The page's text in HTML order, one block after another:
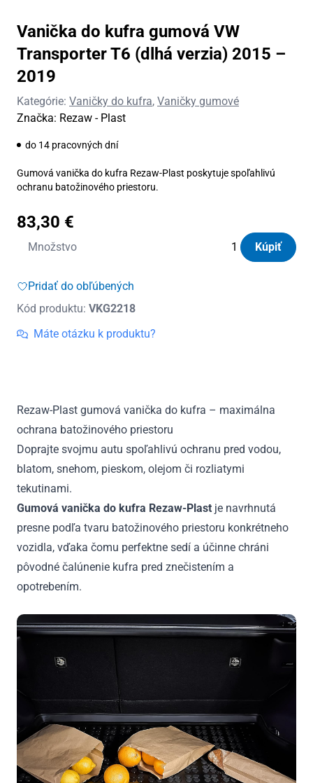
Vanička do kufra gumová VW
Transporter T6 (dlhá verzia) 2015 –
2019
Kategórie: Vaničky do kufra, Vaničky gumové
Značka: Rezaw - Plast
do 14 pracovných dní
Gumová vanička do kufra Rezaw-Plast poskytuje spoľahlivú
ochranu batožinového priestoru.
83,30 €
Množstvo
množstvo
do
gumová
VW
2015
-
2019
Kúpiť
Pridať do obľúbených
Kód produktu: VKG2218
Máte otázku k produktu?
Rezaw-Plast gumová vanička do kufra – maximálna
ochrana batožinového priestoru
Doprajte svojmu autu spoľahlivú ochranu pred vodou,
blatom, snehom, pieskom, olejom či rozliatymi
tekutinami.
Gumová vanička do kufra Rezaw-Plast je navrhnutá
presne podľa tvaru batožinového priestoru konkrétneho
vozidla, vďaka čomu perfektne sedí a účinne chráni
pôvodné čalúnenie kufra pred znečistením a
opotrebením.